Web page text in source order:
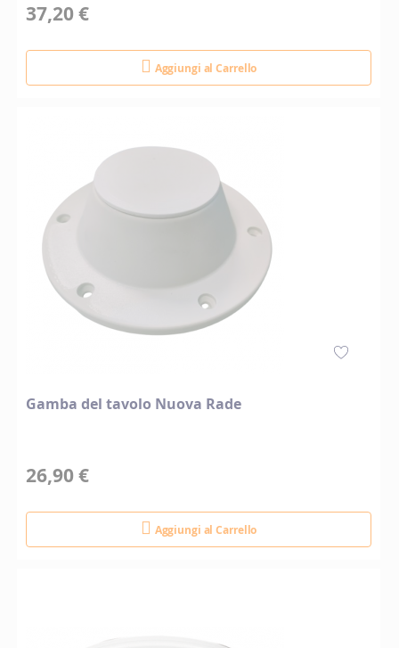
37,20 €
Aggiungi al Carrello
Gamba del tavolo Nuova Rade
26,90 €
Aggiungi al Carrello